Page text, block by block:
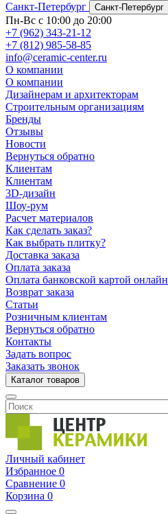
Санкт-Петербург
Санкт-Петербург
Пн-Вс с 10:00 до 20:00
+7 (962) 343-21-12
+7 (812) 985-58-85
info@ceramic-center.ru
О компании
О компании
Дизайнерам и архитекторам
Строительным организациям
Бренды
Отзывы
Новости
Вернуться обратно
Клиентам
Клиентам
3D-дизайн
Шоу-рум
Расчет материалов
Как сделать заказ?
Как выбрать плитку?
Доставка заказа
Оплата заказа
Оплата банковской картой онлайн
Возврат заказа
Статьи
Розничным клиентам
Вернуться обратно
Контакты
Задать вопрос
Заказать звонок
Каталог товаров
Личный кабинет
Избранное 0
Сравнение 0
Корзина 0